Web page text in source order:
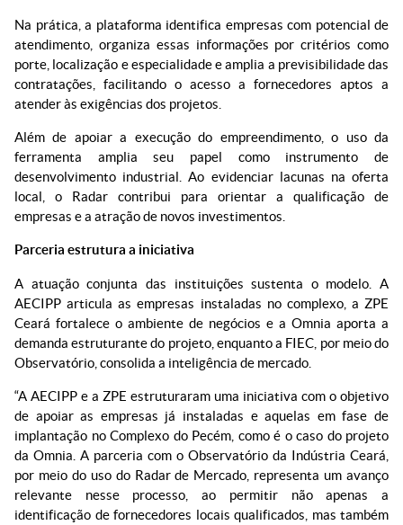
Na prática, a plataforma identifica empresas com potencial de
atendimento, organiza essas informações por critérios como
porte, localização e especialidade e amplia a previsibilidade das
contratações, facilitando o acesso a fornecedores aptos a
atender às exigências dos projetos.
Além de apoiar a execução do empreendimento, o uso da
ferramenta amplia seu papel como instrumento de
desenvolvimento industrial. Ao evidenciar lacunas na oferta
local, o Radar contribui para orientar a qualificação de
empresas e a atração de novos investimentos.
Parceria estrutura a iniciativa
A atuação conjunta das instituições sustenta o modelo. A
AECIPP articula as empresas instaladas no complexo, a ZPE
Ceará fortalece o ambiente de negócios e a Omnia aporta a
demanda estruturante do projeto, enquanto a FIEC, por meio do
Observatório, consolida a inteligência de mercado.
“A AECIPP e a ZPE estruturaram uma iniciativa com o objetivo
de apoiar as empresas já instaladas e aquelas em fase de
implantação no Complexo do Pecém, como é o caso do projeto
da Omnia. A parceria com o Observatório da Indústria Ceará,
por meio do uso do Radar de Mercado, representa um avanço
relevante nesse processo, ao permitir não apenas a
identificação de fornecedores locais qualificados, mas também